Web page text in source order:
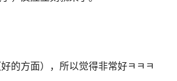
的方面），所以觉得非常好ㅋㅋㅋ